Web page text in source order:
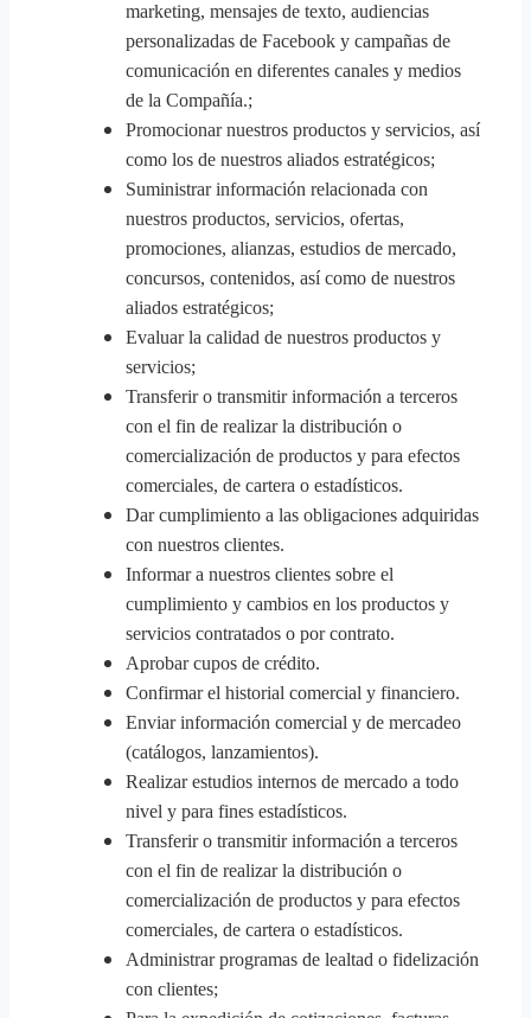
marketing, mensajes de texto, audiencias
personalizadas de Facebook y campañas de
comunicación en diferentes canales y medios
de la Compañía.;
Promocionar nuestros productos y servicios, así
como los de nuestros aliados estratégicos;
Suministrar información relacionada con
nuestros productos, servicios, ofertas,
promociones, alianzas, estudios de mercado,
concursos, contenidos, así como de nuestros
aliados estratégicos;
Evaluar la calidad de nuestros productos y
servicios;
Transferir o transmitir información a terceros
con el fin de realizar la distribución o
comercialización de productos y para efectos
comerciales, de cartera o estadísticos.
Dar cumplimiento a las obligaciones adquiridas
con nuestros clientes.
Informar a nuestros clientes sobre el
cumplimiento y cambios en los productos y
servicios contratados o por contrato.
Aprobar cupos de crédito.
Confirmar el historial comercial y financiero.
Enviar información comercial y de mercadeo
(catálogos, lanzamientos).
Realizar estudios internos de mercado a todo
nivel y para fines estadísticos.
Transferir o transmitir información a terceros
con el fin de realizar la distribución o
comercialización de productos y para efectos
comerciales, de cartera o estadísticos.
Administrar programas de lealtad o fidelización
con clientes;